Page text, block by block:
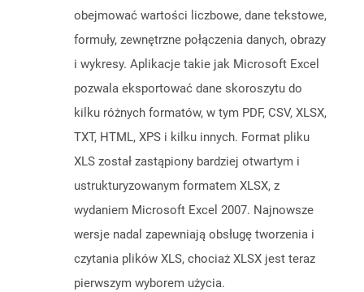
obejmować wartości liczbowe, dane tekstowe,
formuły, zewnętrzne połączenia danych, obrazy
i wykresy. Aplikacje takie jak Microsoft Excel
pozwala eksportować dane skoroszytu do
kilku różnych formatów, w tym PDF, CSV, XLSX,
TXT, HTML, XPS i kilku innych. Format pliku
XLS został zastąpiony bardziej otwartym i
ustrukturyzowanym formatem XLSX, z
wydaniem Microsoft Excel 2007. Najnowsze
wersje nadal zapewniają obsługę tworzenia i
czytania plików XLS, chociaż XLSX jest teraz
pierwszym wyborem użycia.